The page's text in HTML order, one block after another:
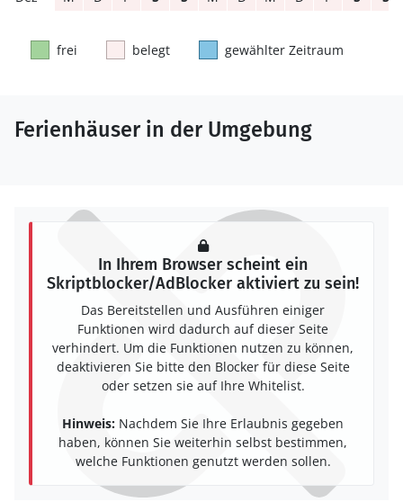
frei belegt gewählter Zeitraum
Ferienhäuser in der Umgebung
In Ihrem Browser scheint ein
Skriptblocker/AdBlocker aktiviert zu sein!
Das Bereitstellen und Ausführen einiger
Funktionen wird dadurch auf dieser Seite
verhindert. Um die Funktionen nutzen zu können,
deaktivieren Sie bitte den Blocker für diese Seite
oder setzen sie auf Ihre Whitelist.
Hinweis: Nachdem Sie Ihre Erlaubnis gegeben
haben, können Sie weiterhin selbst bestimmen,
welche Funktionen genutzt werden sollen.